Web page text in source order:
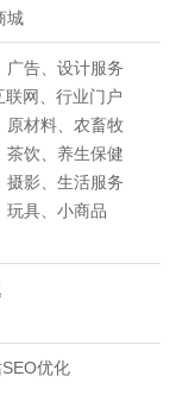
城
广告、设计服务
联网、行业门户
原材料、农畜牧
茶饮、养生保健
摄影、生活服务
玩具、小商品
SEO优化